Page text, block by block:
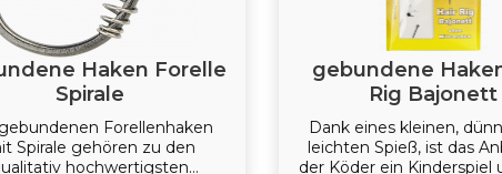
Haken Forelle
Spirale
Forellenhaken
Spirale gehören zu den
hochwertigsten
gebundene
Rig Bajonett
Dank eines kleinen,
leichten Spieß, ist das
der Köder ein Kinderspiel